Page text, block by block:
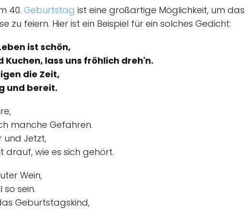
40. Geburtstag ist eine großartige Möglichkeit, um
zu feiern. Hier ist ein Beispiel für ein solches Gedicht:
ist schön,
lass uns fröhlich dreh'n.
die Zeit,
und bereit.
manche Gefahren.
und Jetzt,
drauf, wie es sich gehört.
Wein,
so sein.
Geburtstagskind,